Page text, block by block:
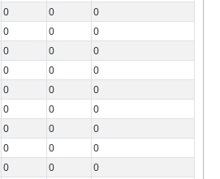
0 0
0
0 0
0
0 0
0
0 0
0
0 0
0
0 0
0
0 0
0
0 0
0
0 0
0